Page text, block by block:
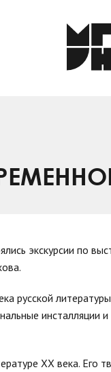
экскурсии по
русской
XX века. Его